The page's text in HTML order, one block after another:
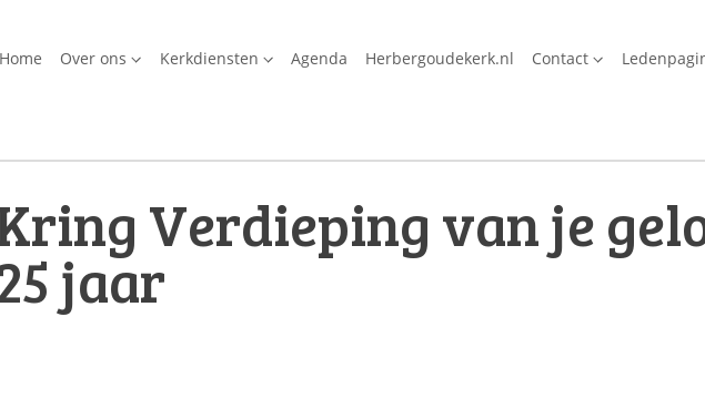
Home Over ons Kerkdiensten Agenda Herbergoudekerk.nl Contact
Verdieping van je
jaar